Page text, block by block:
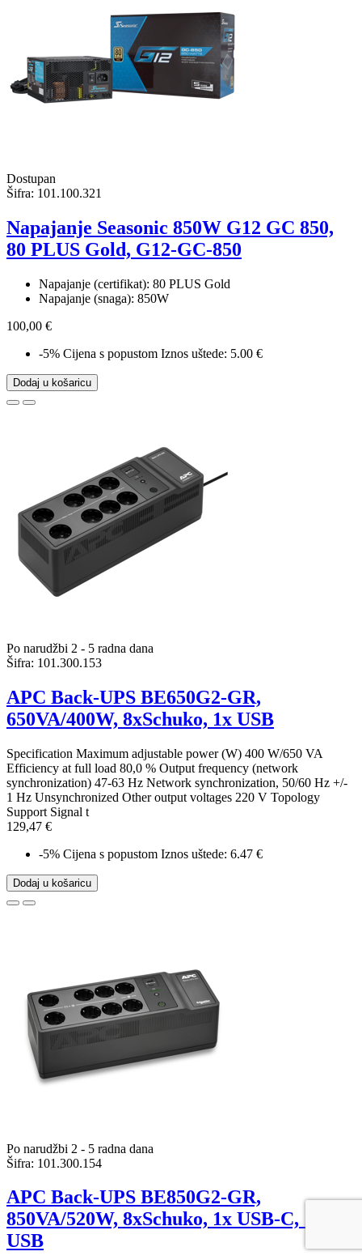
Dostupan
Šifra: 101.100.321
Napajanje Seasonic 850W G12 GC 850,
80 PLUS Gold, G12-GC-850
Napajanje (certifikat): 80 PLUS Gold
Napajanje (snaga): 850W
100,00 €
-5% Cijena s popustom Iznos uštede: 5.00 €
Dodaj u košaricu
Po narudžbi 2 - 5 radna dana
Šifra: 101.300.153
APC Back-UPS BE650G2-GR,
650VA/400W, 8xSchuko, 1x USB
Specification Maximum adjustable power (W) 400 W/650 VA
Efficiency at full load 80,0 % Output frequency (network
synchronization) 47-63 Hz Network synchronization, 50/60 Hz +/-
1 Hz Unsynchronized Other output voltages 220 V Topology
Support Signal t
129,47 €
-5% Cijena s popustom Iznos uštede: 6.47 €
Dodaj u košaricu
Po narudžbi 2 - 5 radna dana
Šifra: 101.300.154
APC Back-UPS BE850G2-GR,
850VA/520W, 8xSchuko, 1x USB-C, 1x
USB